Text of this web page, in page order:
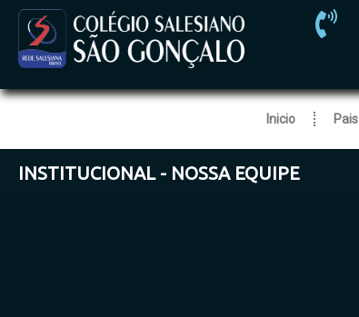
Inicio Pais
INSTITUCIONAL - NOSSA EQUIPE